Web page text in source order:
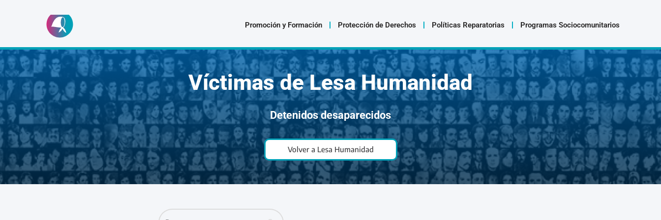
al
contenido
Promoción y Formación Protección de Derechos Políticas Reparatorias Programas Sociocomunitarios
Víctimas de Lesa Humanidad
Detenidos desaparecidos
Volver a Lesa Humanidad